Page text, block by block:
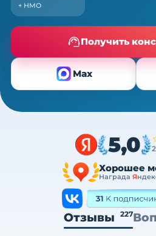
+ НМО
Получить
Max
5,0
Хорошее
Награда Я
Отзывы 227